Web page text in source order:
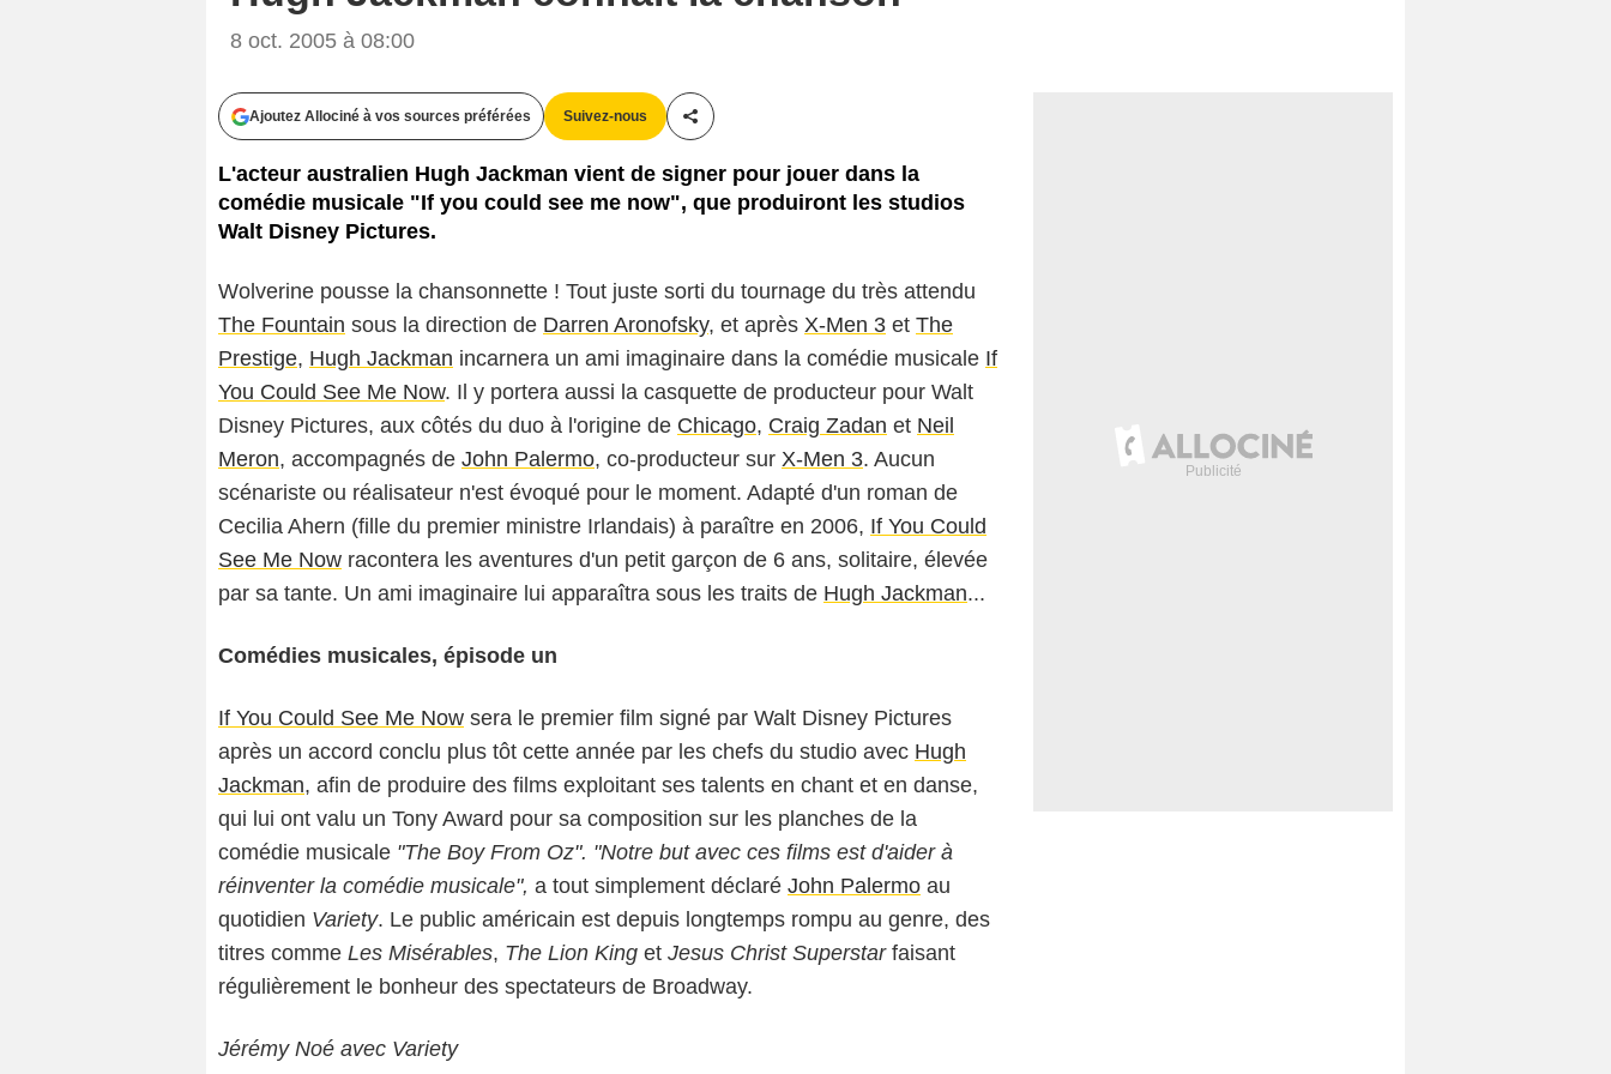
8 oct. 2005 à 08:00
Ajoutez Allociné à vos sources préférées Suivez-nous
Partager cet article
L'acteur australien Hugh Jackman vient de signer pour jouer dans la
comédie musicale "If you could see me now", que produiront les studios
Walt Disney Pictures.
Wolverine pousse la chansonnette ! Tout juste sorti du tournage du très attendu
The Fountain sous la direction de Darren Aronofsky, et après X-Men 3 et The
Prestige, Hugh Jackman incarnera un ami imaginaire dans la comédie musicale If
You Could See Me Now. Il y portera aussi la casquette de producteur pour Walt
Disney Pictures, aux côtés du duo à l'origine de Chicago, Craig Zadan et Neil
Meron, accompagnés de John Palermo, co-producteur sur X-Men 3. Aucun
scénariste ou réalisateur n'est évoqué pour le moment. Adapté d'un roman de
Cecilia Ahern (fille du premier ministre Irlandais) à paraître en 2006, If You Could
See Me Now racontera les aventures d'un petit garçon de 6 ans, solitaire, élevée
par sa tante. Un ami imaginaire lui apparaîtra sous les traits de Hugh Jackman...
Comédies musicales, épisode un
If You Could See Me Now sera le premier film signé par Walt Disney Pictures
après un accord conclu plus tôt cette année par les chefs du studio avec Hugh
Jackman, afin de produire des films exploitant ses talents en chant et en danse,
qui lui ont valu un Tony Award pour sa composition sur les planches de la
comédie musicale "The Boy From Oz". "Notre but avec ces films est d'aider à
réinventer la comédie musicale", a tout simplement déclaré John Palermo au
quotidien Variety. Le public américain est depuis longtemps rompu au genre, des
titres comme Les Misérables, The Lion King et Jesus Christ Superstarfaisant
régulièrement le bonheur des spectateurs de Broadway.
Jérémy Noé avec Variety